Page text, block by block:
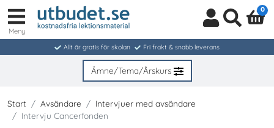
in
/
Meny
0
Allt är gratis för skolan Fri frakt & snabb leverans
Ämne/Tema/Årskurs
Start Avsändare
Intervjuer med avsändare
Intervju Cancerfonden